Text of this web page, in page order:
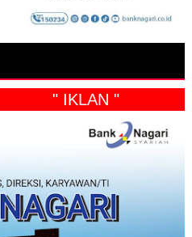
" IKLAN "